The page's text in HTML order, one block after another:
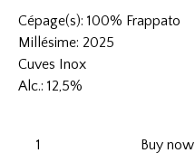
Cépage(s): 100% Frappato
Millésime: 2025
Cuves Inox
Alc.: 12,5%
Buy now